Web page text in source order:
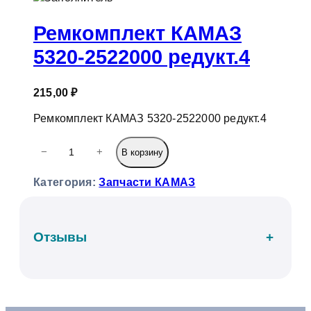
Ремкомплект КАМАЗ
5320-2522000 редукт.4
215,00₽
Ремкомплект КАМАЗ 5320-2522000 редукт.4
и
с
т
− + В корзину
Категория:Запчасти КАМАЗ
Отзывы +